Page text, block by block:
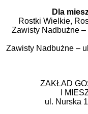
Dla
Rostki Wielkie,
Zawisty Nadbużne
Zawisty Nadbużne –
ZAKŁAD
I
ul. Nurska